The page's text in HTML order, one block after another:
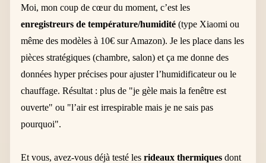
Moi, mon coup de cœur du moment, c’est les
enregistreurs de température/humidité (type Xiaomi ou
même des modèles à 10€ sur Amazon). Je les place dans les
pièces stratégiques (chambre, salon) et ça me donne des
données hyper précises pour ajuster l’humidificateur ou le
chauffage. Résultat : plus de "je gèle mais la fenêtre est
ouverte" ou "l’air est irrespirable mais je ne sais pas
pourquoi".
Et vous, avez-vous déjà testé lesrideaux thermiques dont